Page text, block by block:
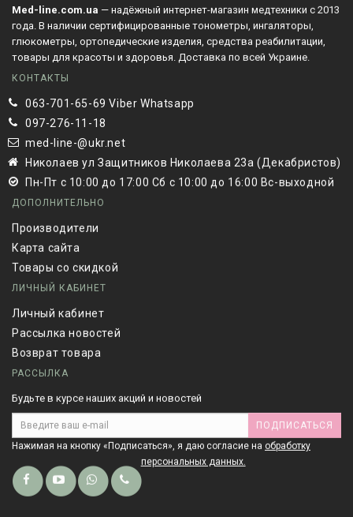
Med-line.com.ua — надёжный интернет-магазин медтехники с 2013
года. В наличии сертифицированные тонометры, ингаляторы,
глюкометры, ортопедические изделия, средства реабилитации,
товары для красоты и здоровья. Доставка по всей Украине.
КОНТАКТЫ
063-701-65-69 Viber Whatsapp
097-276-11-18
med-line-@ukr.net
Николаев ул Защитников Николаева 23а (Декабристов)
Пн-Пт с 10:00 до 17:00 Сб с 10:00 до 16:00 Вс-выходной
ДОПОЛНИТЕЛЬНО
Производители
Карта сайта
Товары со скидкой
ЛИЧНЫЙ КАБИНЕТ
Личный кабинет
Рассылка новостей
Возврат товара
РАССЫЛКА
Будьте в курсе наших акций и новостей
ПОДПИСАТЬСЯ
Нажимая на кнопку «Подписаться», я даю cогласие на обработку
персональных данных.